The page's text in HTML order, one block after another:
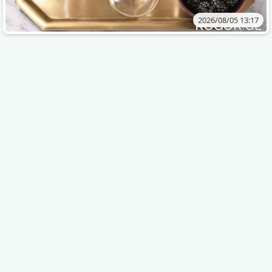
2026/08/05 13:17